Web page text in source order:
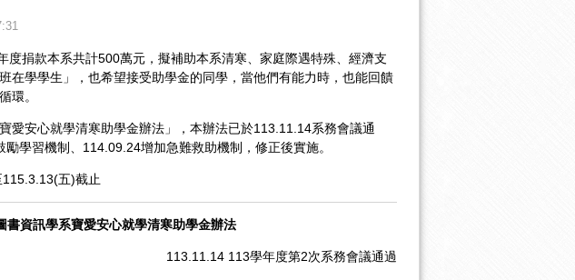
度捐款本系共計500萬元，擬補助本系清寒、家庭際遇特殊、經濟支
在學學生」，也希望接受助學金的同學，當他們有能力時，也能回饋
環。
愛安心就學清寒助學金辦法」，本辦法已於113.11.14系務會議通
學習機制、114.09.24增加急難救助機制，修正後實施。
五)截止
書資訊學系寶愛安心就學清寒助學金辦法
113.11.14 113學年度第2次系務會議通過